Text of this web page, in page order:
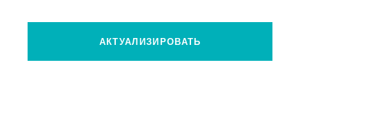
АКТУАЛИЗИРОВАТЬ